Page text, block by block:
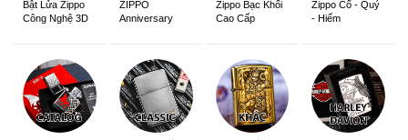
Bật Lửa Zippo
Công Nghệ 3D
ZIPPO
Anniversary
Zippo Bạc Khối
Cao Cấp
Zippo Cổ - Quý
- Hiếm